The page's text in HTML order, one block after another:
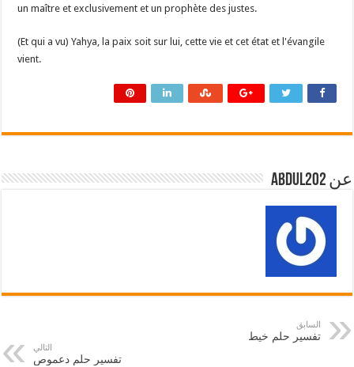
un maître et exclusivement et un prophète des justes.
(Et qui a vu) Yahya, la paix soit sur lui, cette vie et cet état et l'évangile
vient.
عن abdul202
السابق
تفسير حلم خيط
التالي
تفسير حلم دعموص